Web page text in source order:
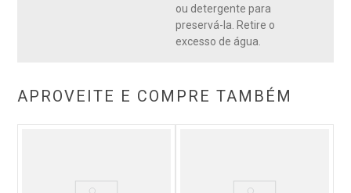
ou detergente para
preservá-la. Retire o
excesso de água.
APROVEITE E COMPRE TAMBÉM